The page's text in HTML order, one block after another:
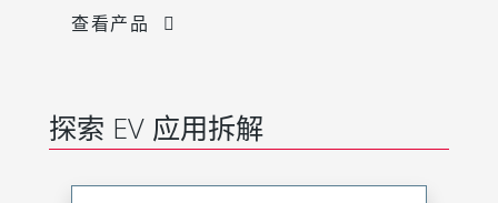
查看产品
探索 EV 应用拆解